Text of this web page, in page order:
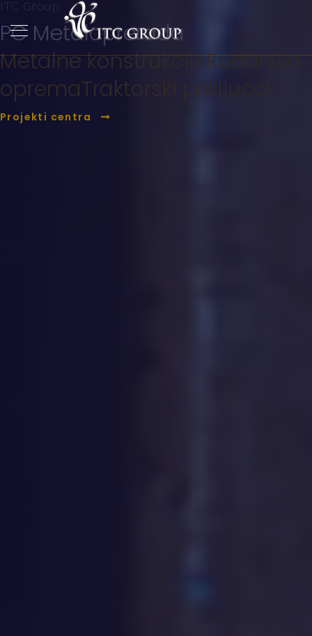
ITC Group
PC Metaloprerada
Metalne konstrukcijeRudarska
opremaTraktorski priključci
Projekti centra